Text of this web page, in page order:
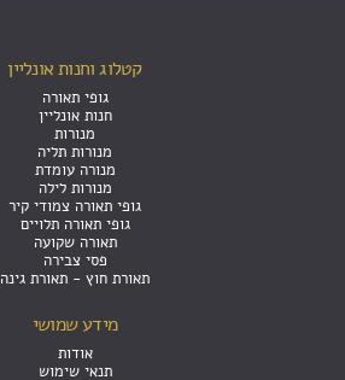
קטלוג וחנות אונליין
גופי תאורה
חנות אונליין
מנורות
מנורות תליה
מנורה עומדת
מנורות לילה
גופי תאורה צמודי קיר
גופי תאורה תלויים
תאורה שקועה
פסי צבירה
תאורת חוץ - תאורת גינה
מידע שמושי
אודות
תנאי שימוש